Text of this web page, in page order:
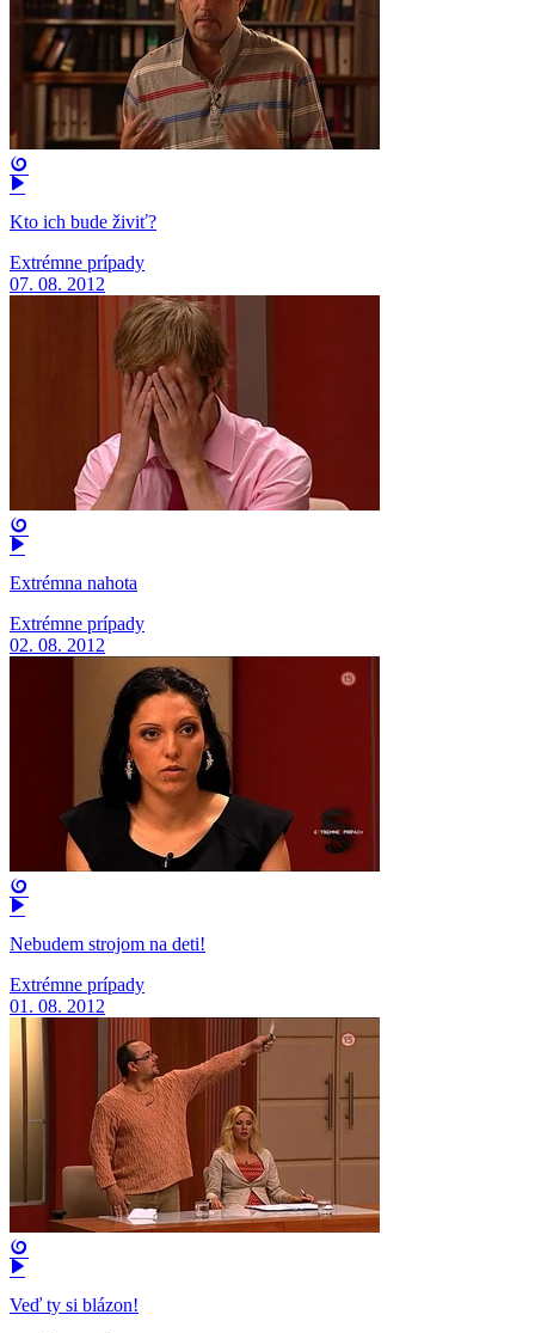
Kto ich bude živiť?
Extrémne prípady
07. 08. 2012
Extrémna nahota
Extrémne prípady
02. 08. 2012
Nebudem strojom na deti!
Extrémne prípady
01. 08. 2012
Veď ty si blázon!